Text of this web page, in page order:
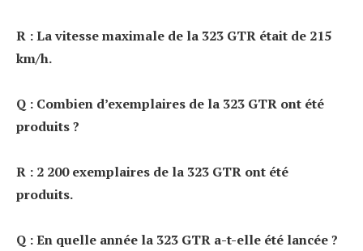
R : La vitesse maximale de la 323 GTR était de 215
km/h.
Q : Combien d’exemplaires de la 323 GTR ont été
produits ?
R : 2 200 exemplaires de la 323 GTR ont été
produits.
Q : En quelle année la 323 GTR a-t-elle été lancée ?